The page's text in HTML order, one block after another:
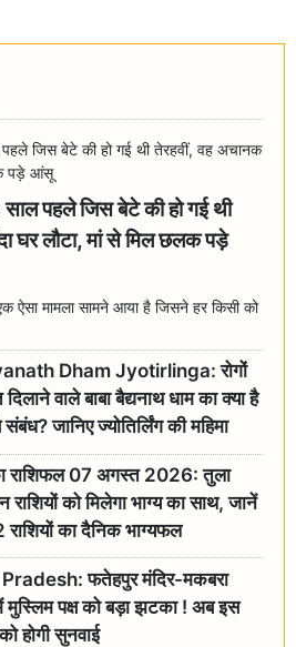
पहले जिस बेटे की हो गई थी
घर लौटा, मां से मिल छलक पड़े
ऐसा मामला सामने आया है जिसने हर किसी को
Dham Jyotirlinga: रोगों
वाले बाबा बैद्यनाथ धाम का क्या है
जानिए ज्योतिर्लिंग की महिमा
राशिफल 07 अगस्त 2026: तुला
राशियों को मिलेगा भाग्य का साथ, जानें
राशियों का दैनिक भाग्यफल
फतेहपुर मंदिर-मकबरा
मुस्लिम पक्ष को बड़ा झटका ! अब इस
होगी सुनवाई